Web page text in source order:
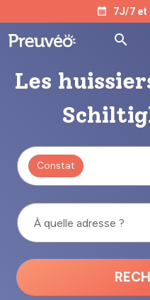
7J/7 et
Les
Constat
À quelle adresse ?